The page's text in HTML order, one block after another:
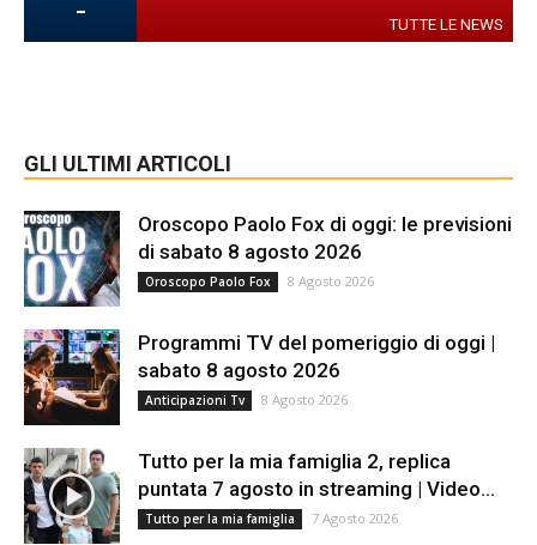
- TUTTE LE NEWS
GLI ULTIMI ARTICOLI
Oroscopo Paolo Fox di oggi: le previsioni
di sabato 8 agosto 2026
Oroscopo Paolo Fox 8 Agosto 2026
Programmi TV del pomeriggio di oggi |
sabato 8 agosto 2026
Anticipazioni Tv 8 Agosto 2026
Tutto per la mia famiglia 2, replica
puntata 7 agosto in streaming | Video...
Tutto per la mia famiglia 7 Agosto 2026